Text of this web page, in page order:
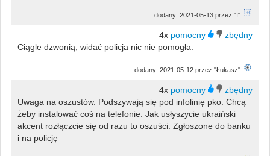
dodany: 2021-05-13 przez "I"
4x
Ciągle dzwonią, widać policja nic nie pomogła.
dodany: 2021-05-12 przez "Łukasz"
4x
Uwaga na oszustów. Podszywają się pod infolinię pko. Chcą
żeby instalować coś na telefonie. Jak usłyszycie ukraiński
akcent rozłączcie się od razu to oszuści. Zgłoszone do banku
i na policję